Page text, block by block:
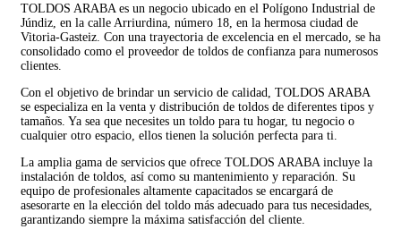
TOLDOS ARABA es un negocio ubicado en el Polígono Industrial de
Júndiz, en la calle Arriurdina, número 18, en la hermosa ciudad de
Vitoria-Gasteiz. Con una trayectoria de excelencia en el mercado, se ha
consolidado como el proveedor de toldos de confianza para numerosos
clientes.
Con el objetivo de brindar un servicio de calidad, TOLDOS ARABA
se especializa en la venta y distribución de toldos de diferentes tipos y
tamaños. Ya sea que necesites un toldo para tu hogar, tu negocio o
cualquier otro espacio, ellos tienen la solución perfecta para ti.
La amplia gama de servicios que ofrece TOLDOS ARABA incluye la
instalación de toldos, así como su mantenimiento y reparación. Su
equipo de profesionales altamente capacitados se encargará de
asesorarte en la elección del toldo más adecuado para tus necesidades,
garantizando siempre la máxima satisfacción del cliente.